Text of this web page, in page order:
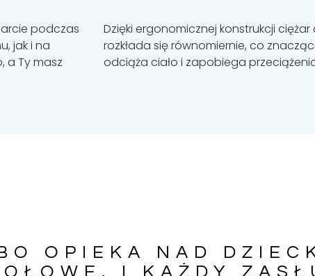
podczas
jak i na
a Ty masz
Dzięki ergonomicznej konstrukcji ciężar
rozkłada się równomiernie, co
odciąża ciało i zapobiega
OPIEKA NAD
I KAŻDY